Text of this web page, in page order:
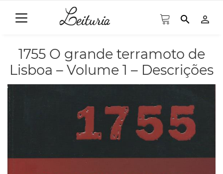
search person_outline
1755 O grande terramoto de
Lisboa – Volume 1 – Descrições